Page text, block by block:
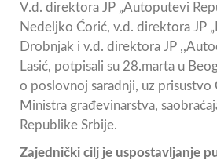
V.d. direktora JP „Autoputevi
Nedeljko Ćorić, v.d. direktora JP
Drobnjak i v.d. direktora JP
Lasić, potpisali su 28.marta u
o poslovnoj saradnji, uz prisustvo
Ministra građevinarstva,
Republike Srbije.
Zajednički cilj je uspostavljanje